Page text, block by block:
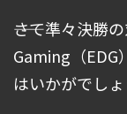
――さて準々決勝
Gaming（EDG
はいかがでしょ